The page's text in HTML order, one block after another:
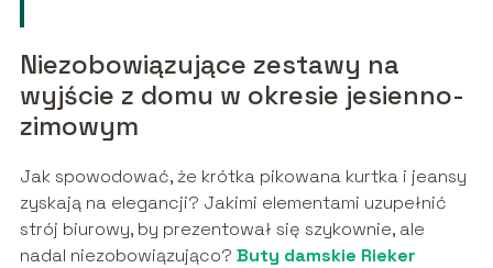
Niezobowiązujące zestawy na
wyjście z domu w okresie jesienno-
zimowym
Jak spowodować, że krótka pikowana kurtka i jeansy
zyskają na elegancji? Jakimi elementami uzupełnić
strój biurowy, by prezentował się szykownie, ale
nadal niezobowiązująco? Buty damskie Rieker